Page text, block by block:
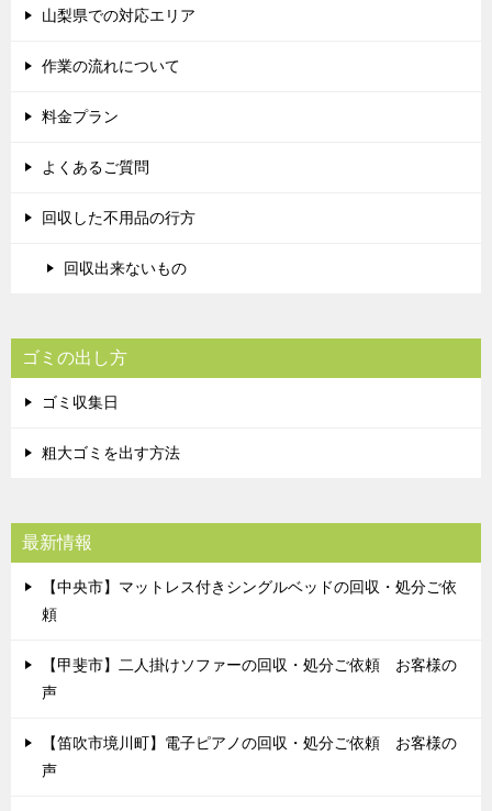
山梨県での対応エリア
作業の流れについて
料金プラン
よくあるご質問
回収した不用品の行方
回収出来ないもの
ゴミの出し方
ゴミ収集日
粗大ゴミを出す方法
最新情報
【中央市】マットレス付きシングルベッドの回収・処分ご依
頼
【甲斐市】二人掛けソファーの回収・処分ご依頼 お客様の
声
【笛吹市境川町】電子ピアノの回収・処分ご依頼 お客様の
声